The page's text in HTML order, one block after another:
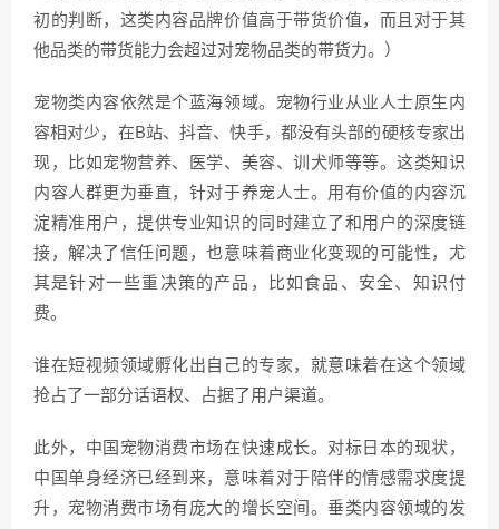
初的判断，这类内容品牌价值高于带货价值，而且对于其
他品类的带货能力会超过对宠物品类的带货力。）
宠物类内容依然是个蓝海领域。宠物行业从业人士原生内
容相对少，在B站、抖音、快手，都没有头部的硬核专家出
现，比如宠物营养、医学、美容、训犬师等等。这类知识
内容人群更为垂直，针对于养宠人士。用有价值的内容沉
淀精准用户，提供专业知识的同时建立了和用户的深度链
接，解决了信任问题，也意味着商业化变现的可能性，尤
其是针对一些重决策的产品，比如食品、安全、知识付
费。
谁在短视频领域孵化出自己的专家，就意味着在这个领域
抢占了一部分话语权、占据了用户渠道。
此外，中国宠物消费市场在快速成长。对标日本的现状，
中国单身经济已经到来，意味着对于陪伴的情感需求度提
升，宠物消费市场有庞大的增长空间。垂类内容领域的发